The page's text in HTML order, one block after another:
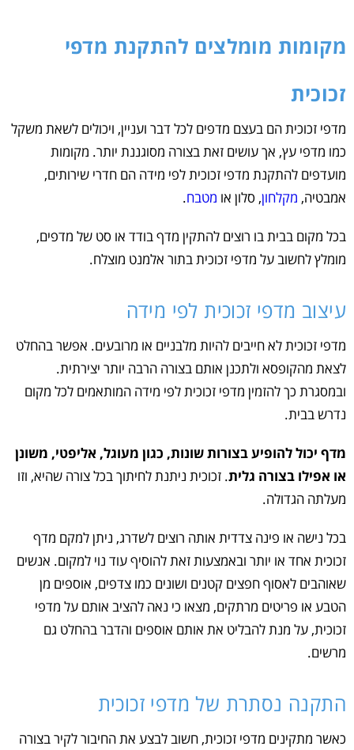
מקומות מומלצים להתקנת מדפי
זכוכית
מדפי זכוכית הם בעצם מדפים לכל דבר ועניין, ויכולים לשאת משקל
כמו מדפי עץ, אך עושים זאת בצורה מסוגננת יותר. מקומות
מועדפים להתקנת מדפי זכוכית לפי מידה הם חדרי שירותים,
אמבטיה, מקלחון, סלון או מטבח.
בכל מקום בבית בו רוצים להתקין מדף בודד או סט של מדפים,
מומלץ לחשוב על מדפי זכוכית בתור אלמנט מוצלח.
עיצוב מדפי זכוכית לפי מידה
מדפי זכוכית לא חייבים להיות מלבניים או מרובעים. אפשר בהחלט
לצאת מהקופסא ולתכנן אותם בצורה הרבה יותר יצירתית.
ובמסגרת כך להזמין מדפי זכוכית לפי מידה המותאמים לכל מקום
נדרש בבית.
מדף יכול להופיע בצורות שונות, כגון מעוגל, אליפטי, משונן
או אפילו בצורה גלית. זכוכית ניתנת לחיתוך בכל צורה שהיא, וזו
מעלתה הגדולה.
בכל נישה או פינה צדדית אותה רוצים לשדרג, ניתן למקם מדף
זכוכית אחד או יותר ובאמצעות זאת להוסיף עוד נוי למקום. אנשים
שאוהבים לאסוף חפצים קטנים ושונים כמו צדפים, אוספים מן
הטבע או פריטים מרתקים, מצאו כי נאה להציב אותם על מדפי
זכוכית, על מנת להבליט את אותם אוספים והדבר בהחלט גם
מרשים.
התקנה נסתרת של מדפי זכוכית
כאשר מתקינים מדפי זכוכית, חשוב לבצע את החיבור לקיר בצורה